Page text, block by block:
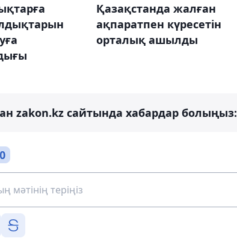
Қазақстанда жалған
ақпаратпен күресетін
орталық ашылды
zakon.kz сайтында хабардар болыңыз:
0